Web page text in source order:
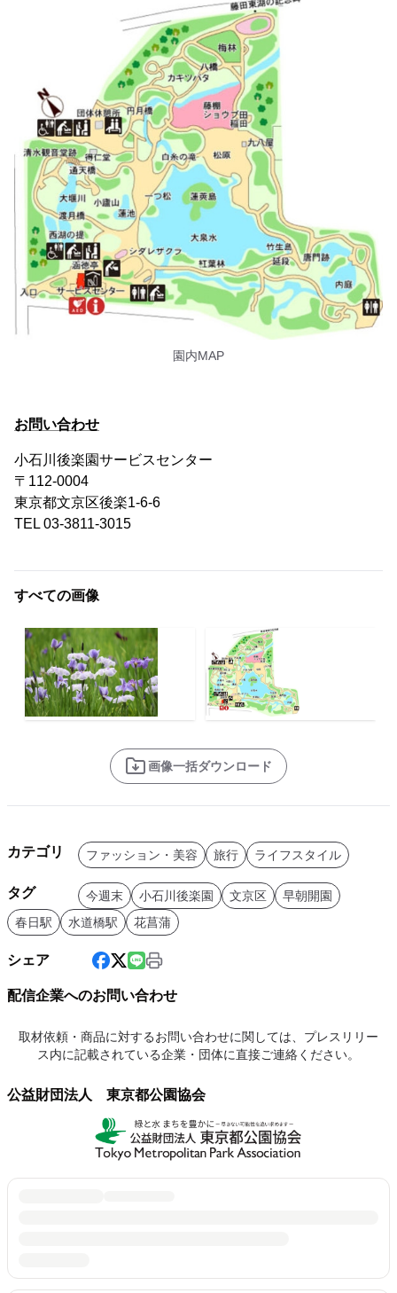
園内MAP
お問い合わせ
小石川後楽園サービスセンター
〒112-0004
東京都文京区後楽1-6-6
TEL 03-3811-3015
すべての画像
画像一括ダウンロード
カテゴリ ファッション・美容 旅行 ライフスタイル
タグ 今週末 小石川後楽園 文京区
早朝開園
春日駅
水道橋駅 花菖蒲
シェア
配信企業へのお問い合わせ
取材依頼・商品に対するお問い合わせに関しては、プレスリリー
ス内に記載されている企業・団体に直接ご連絡ください。
公益財団法人 東京都公園協会